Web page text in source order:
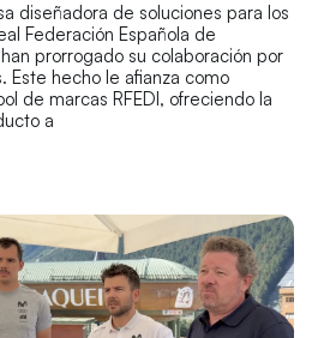
diseñadora de soluciones para los
Federación Española de
prorrogado su colaboración por
Este hecho le afianza como
de marcas RFEDI, ofreciendo la
a